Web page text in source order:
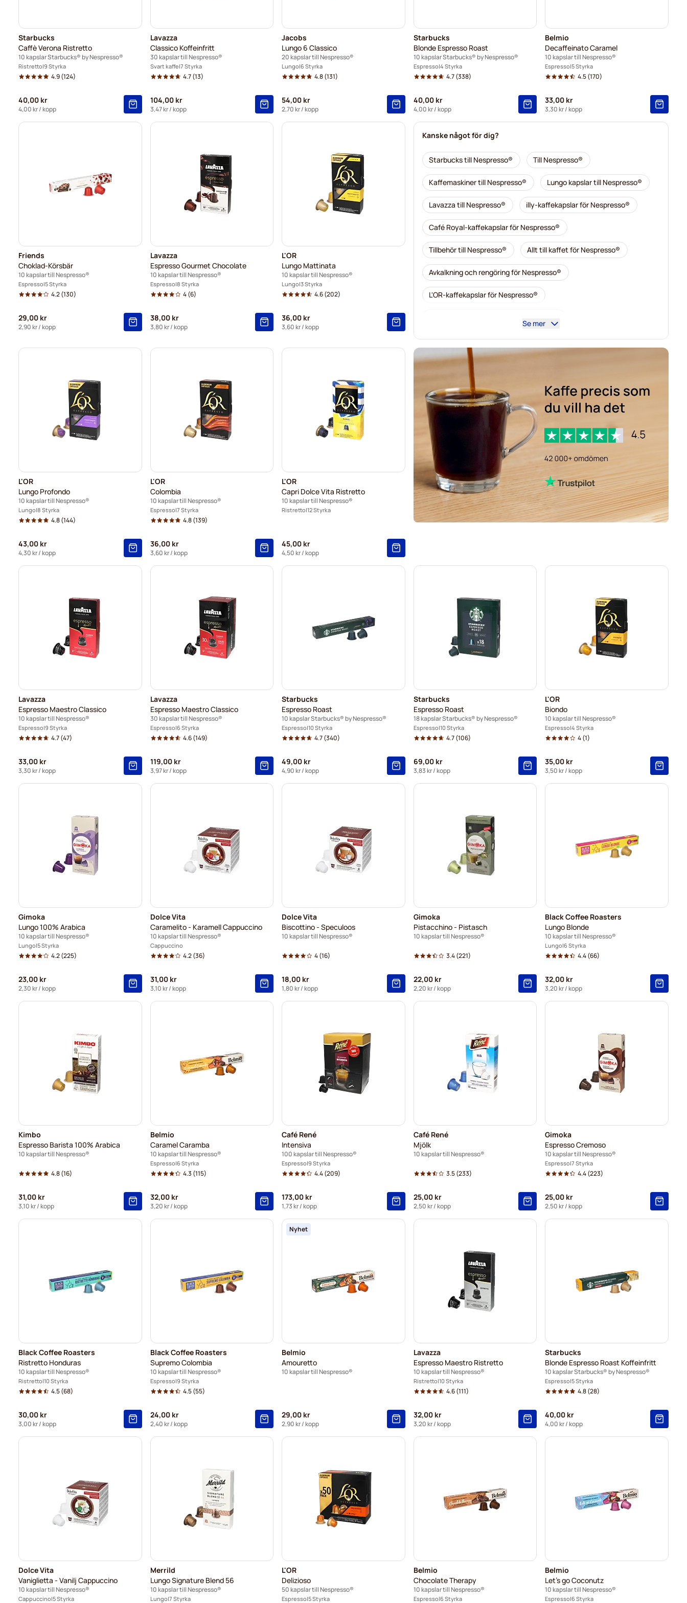
Starbucks
Caffè Verona Ristretto
10 kapslar Starbucks® by Nespresso®
Ristretto 9 Styrka
4.9(124)
40,00 kr
4,00 kr/ kopp
Lavazza
Classico Koffeinfritt
30 kapslar till Nespresso®
Svart kaffe 7 Styrka
4.7(13)
104,00 kr
3,47 kr/ kopp
Jacobs
Lungo 6 Classico
20 kapslar till Nespresso®
Lungo 6 Styrka
4.8(131)
54,00 kr
2,70 kr/ kopp
Starbucks
Blonde Espresso Roast
10 kapslar Starbucks® by Nespresso®
Espresso 4 Styrka
4.7(338)
40,00 kr
4,00 kr/ kopp
Belmio
Decaffeinato Caramel
10 kapslar till Nespresso®
Espresso 5 Styrka
4.5(170)
33,00 kr
3,30 kr/ kopp
Friends
Choklad-Körsbär
10 kapslar till Nespresso®
Espresso 5 Styrka
4.2(130)
29,00 kr
2,90 kr/ kopp
Lavazza
Espresso Gourmet Chocolate
10 kapslar till Nespresso®
Espresso 8 Styrka
4(6)
38,00 kr
3,80 kr/ kopp
L'OR
Lungo Mattinata
10 kapslar till Nespresso®
Lungo 3 Styrka
4.6(202)
36,00 kr
3,60 kr/ kopp
Kanske något för dig?
Starbucks till Nespresso® Till Nespresso®
Kaffemaskiner till Nespresso® Lungo kapslar till Nespresso®
Lavazza till Nespresso® illy-kaffekapslar för Nespresso®
Café Royal-kaffekapslar för Nespresso®
Tillbehör till Nespresso® Allt till kaffet för Nespresso®
Avkalkning och rengöring för Nespresso®
L'OR-kaffekapslar för Nespresso®
Café René-kaffekapslar för Nespresso®
Caffè Borbone för Nespresso®
Merrild-kaffekapslar för Nespresso®
Gevalia-kaffekapslar för Nespresso®
Belmio-kaffekapslar för Nespresso®
Friele-kaffekapslar för Nespresso®
Garibaldi-kaffekapslar för Nespresso®
Tonino Lamborghini kaffekapslar för Nespresso®
Se mer
L'OR
Lungo Profondo
10 kapslar till Nespresso®
Lungo 8 Styrka
4.8(144)
43,00 kr
4,30 kr/ kopp
L'OR
Colombia
10 kapslar till Nespresso®
Espresso 7 Styrka
4.8(139)
36,00 kr
3,60 kr/ kopp
L'OR
Capri Dolce Vita Ristretto
10 kapslar till Nespresso®
Ristretto 12 Styrka
45,00 kr
4,50 kr/ kopp
Lavazza
Espresso Maestro Classico
10 kapslar till Nespresso®
Espresso 9 Styrka
4.7(47)
33,00 kr
3,30 kr/ kopp
Lavazza
Espresso Maestro Classico
30 kapslar till Nespresso®
Espresso 6 Styrka
4.6(149)
119,00 kr
3,97 kr/ kopp
Starbucks
Espresso Roast
10 kapslar Starbucks® by Nespresso®
Espresso 10 Styrka
4.7(340)
49,00 kr
4,90 kr/ kopp
Starbucks
Espresso Roast
18 kapslar Starbucks® by Nespresso®
Espresso 10 Styrka
4.7(106)
69,00 kr
3,83 kr/ kopp
L'OR
Biondo
10 kapslar till Nespresso®
Espresso 4 Styrka
4(1)
35,00 kr
3,50 kr/ kopp
Gimoka
Lungo 100% Arabica
10 kapslar till Nespresso®
Lungo 5 Styrka
4.2(225)
23,00 kr
2,30 kr/ kopp
Dolce Vita
Caramelito - Karamell Cappuccino
10 kapslar till Nespresso®
Cappuccino
4.2(36)
31,00 kr
3,10 kr/ kopp
Dolce Vita
Biscottino - Speculoos
10 kapslar till Nespresso®
4(16)
18,00 kr
1,80 kr/ kopp
Gimoka
Pistacchino - Pistasch
10 kapslar till Nespresso®
3.4(221)
22,00 kr
2,20 kr/ kopp
Black Coffee Roasters
Lungo Blonde
10 kapslar till Nespresso®
Lungo 6 Styrka
4.4(66)
32,00 kr
3,20 kr/ kopp
Kimbo
Espresso Barista 100% Arabica
10 kapslar till Nespresso®
4.8(16)
31,00 kr
3,10 kr/ kopp
Belmio
Caramel Caramba
10 kapslar till Nespresso®
Espresso 6 Styrka
4.3 (115)
32,00 kr
3,20 kr/ kopp
Café René
Intensiva
100 kapslar till Nespresso®
Espresso 9 Styrka
4.4(209)
173,00 kr
1,73 kr/ kopp
Café René
Mjölk
10 kapslar till Nespresso®
3.5(233)
25,00 kr
2,50 kr/ kopp
Gimoka
Espresso Cremoso
10 kapslar till Nespresso®
Espresso 7 Styrka
4.4(223)
25,00 kr
2,50 kr/ kopp
Black Coffee Roasters
Ristretto Honduras
10 kapslar till Nespresso®
Ristretto 10 Styrka
4.5(68)
30,00 kr
3,00 kr/ kopp
Black Coffee Roasters
Supremo Colombia
10 kapslar till Nespresso®
Espresso 9 Styrka
4.5(55)
24,00 kr
2,40 kr/ kopp
Nyhet
Belmio
Amouretto
10 kapslar till Nespresso®
29,00 kr
2,90 kr/ kopp
Lavazza
Espresso Maestro Ristretto
10 kapslar till Nespresso®
Ristretto 10 Styrka
4.6(111)
32,00 kr
3,20 kr/ kopp
Starbucks
Blonde Espresso Roast Koffeinfritt
10 kapslar Starbucks® by Nespresso®
Espresso 5 Styrka
4.8(28)
40,00 kr
4,00 kr/ kopp
Dolce Vita
Vaniglietta - Vanilj Cappuccino
10 kapslar till Nespresso®
Cappuccino 5 Styrka
Merrild
Lungo Signature Blend 56
10 kapslar till Nespresso®
Lungo 7 Styrka
L'OR
Delizioso
50 kapslar till Nespresso®
Espresso 5 Styrka
Belmio
Chocolate Therapy
10 kapslar till Nespresso®
Espresso 6 Styrka
Belmio
Let's go Coconutz
10 kapslar till Nespresso®
Espresso 6 Styrka